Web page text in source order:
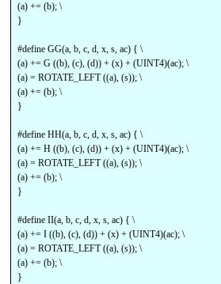
(a) += (b); \
}
#define GG(a, b, c, d, x, s, ac) { \
(a) += G ((b), (c), (d)) + (x) + (UINT4)(ac); \
(a) = ROTATE_LEFT ((a), (s)); \
(a) += (b); \
}
#define HH(a, b, c, d, x, s, ac) { \
(a) += H ((b), (c), (d)) + (x) + (UINT4)(ac); \
(a) = ROTATE_LEFT ((a), (s)); \
(a) += (b); \
}
#define II(a, b, c, d, x, s, ac) { \
(a) += I ((b), (c), (d)) + (x) + (UINT4)(ac); \
(a) = ROTATE_LEFT ((a), (s)); \
(a) += (b); \
}